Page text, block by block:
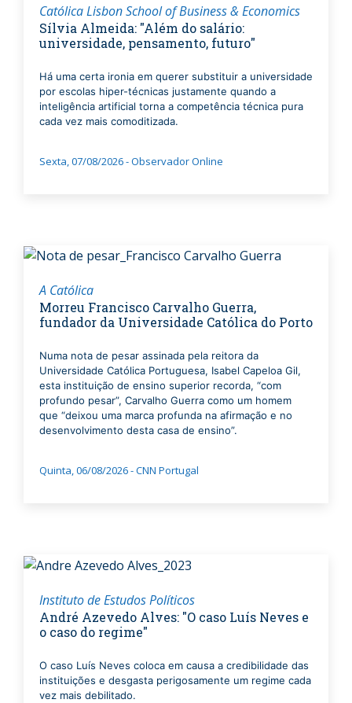
Católica Lisbon School of Business & Economics
Sílvia Almeida: "Além do salário:
universidade, pensamento, futuro"
Há uma certa ironia em querer substituir a universidade
por escolas hiper-técnicas justamente quando a
inteligência artificial torna a competência técnica pura
cada vez mais comoditizada.
Sexta, 07/08/2026 - Observador Online
A Católica
Morreu Francisco Carvalho Guerra,
fundador da Universidade Católica do Porto
Numa nota de pesar assinada pela reitora da
Universidade Católica Portuguesa, Isabel Capeloa Gil,
esta instituição de ensino superior recorda, “com
profundo pesar”, Carvalho Guerra como um homem
que “deixou uma marca profunda na afirmação e no
desenvolvimento desta casa de ensino”.
Quinta, 06/08/2026 - CNN Portugal
Instituto de Estudos Políticos
André Azevedo Alves: "O caso Luís Neves e
o caso do regime"
O caso Luís Neves coloca em causa a credibilidade das
instituições e desgasta perigosamente um regime cada
vez mais debilitado.